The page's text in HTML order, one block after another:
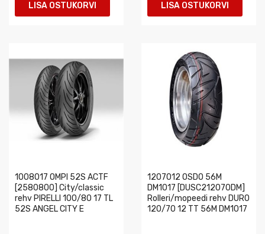
LISA OSTUKORVI LISA OSTUKORVI
1008017 OMPI 52S ACTF
[2580800] City/classic
rehv PIRELLI 100/80 17 TL
52S ANGEL CITY E
1207012 OSDO 56M
DM1017 [DUSC212070DM]
Rolleri/mopeedi rehv DURO
120/70 12 TT 56M DM1017